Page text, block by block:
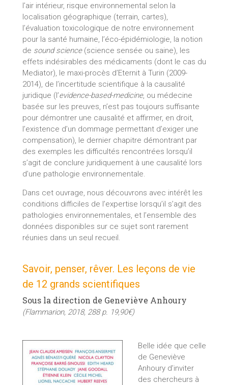
l’air intérieur, risque environnemental selon la
localisation géographique (terrain, cartes),
l’évaluation toxicologique de notre environnement
pour la santé humaine, l’éco-épidémiologie, la notion
de sound science(science sensée ou saine), les
effets indésirables des médicaments (dont le cas du
Mediator), le maxi-procès d’Eternit à Turin (2009-
2014), de l’incertitude scientifique à la causalité
juridique (l’evidence-based-medicine, ou médecine
basée sur les preuves, n’est pas toujours suffisante
pour démontrer une causalité et affirmer, en droit,
l’existence d’un dommage permettant d’exiger une
compensation), le dernier chapitre démontrant par
des exemples les difficultés rencontrées lorsqu’il
s’agit de conclure juridiquement à une causalité lors
d’une pathologie environnementale.
Dans cet ouvrage, nous découvrons avec intérêt les
conditions difficiles de l’expertise lorsqu’il s’agit des
pathologies environnementales, et l’ensemble des
données disponibles sur ce sujet sont rarement
réunies dans un seul recueil.
Savoir, penser, rêver. Les leçons de vie
de 12 grands scientifiques
Sous la direction de Geneviève Anhoury
(Flammarion, 2018, 288 p. 19,90€)
Belle idée que celle
de Geneviève
Anhoury d’inviter
des chercheurs à